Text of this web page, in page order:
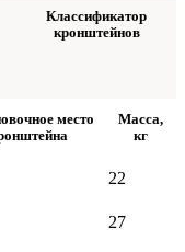
Классификатор
кронштейнов
место
Масса,
кг
22
27